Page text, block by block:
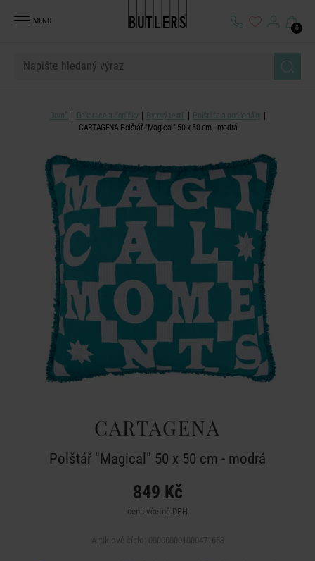
MENU
0
Domů Dekorace a doplňky Bytový textil
Polštáře a podsedáky
CARTAGENA Polštář "Magical" 50 x 50 cm - modrá
CARTAGENA
Polštář "Magical" 50 x 50 cm - modrá
849 Kč
cena včetně DPH